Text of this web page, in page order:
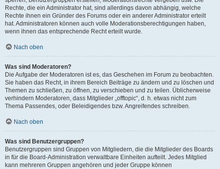
Rechte, die ein Administrator hat, sind allerdings davon abhängig, welche
Rechte ihnen ein Gründer des Forums oder ein anderer Administrator erteilt
hat. Administratoren können auch volle Moderationsberechtigungen haben,
wenn ihnen das entsprechende Recht erteilt wurde.
Nach oben
Was sind Moderatoren?
Die Aufgabe der Moderatoren ist es, das Geschehen im Forum zu beobachten.
Sie haben das Recht, in ihrem Bereich Beiträge zu ändern und zu löschen und
Themen zu schließen, zu öffnen, zu verschieben und zu teilen. Üblicherweise
verhindern Moderatoren, dass Mitglieder „offtopic“, d. h. etwas nicht zum
Thema Passendes, oder Beleidigendes bzw. Angreifendes schreiben.
Nach oben
Was sind Benutzergruppen?
Benutzergruppen sind Gruppen von Mitgliedern, die die Mitglieder des Boards
in für die Board-Administration verwaltbare Einheiten aufteilt. Jedes Mitglied
kann mehreren Gruppen angehören und jeder Gruppe können